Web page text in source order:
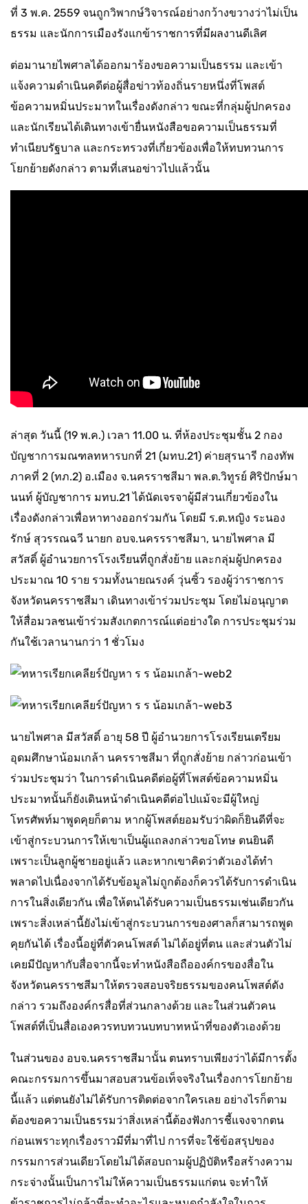
ที่ 3 พ.ค. 2559 จนถูกวิพากษ์วิจารณ์อย่างกว้างขวางว่าไม่เป็น
ธรรม และนักการเมืองรังแกข้าราชการที่มีผลงานดีเลิศ
ต่อมานายไพศาลได้ออกมาร้องขอความเป็นธรรม และเข้า
แจ้งความดำเนินคดีต่อผู้สื่อข่าวท้องถิ่นรายหนึ่งที่โพสต์
ข้อความหมิ่นประมาทในเรื่องดังกล่าว ขณะที่กลุ่มผู้ปกครอง
และนักเรียนได้เดินทางเข้ายื่นหนังสือขอความเป็นธรรมที่
ทำเนียบรัฐบาล และกระทรวงที่เกี่ยวข้องเพื่อให้ทบทวนการ
โยกย้ายดังกล่าว ตามที่เสนอข่าวไปแล้วนั้น
ล่าสุด วันนี้ (19 พ.ค.) เวลา 11.00 น. ที่ห้องประชุมชั้น 2 กอง
บัญชาการมณฑลทหารบกที่ 21 (มทบ.21) ค่ายสุรนารี กองทัพ
ภาคที่ 2 (ทภ.2) อ.เมือง จ.นครราชสีมา พล.ต.วิทูรย์ ศิริปักษ์มา
นนท์ ผู้บัญชาการ มทบ.21 ได้นัดเจรจาผู้มีส่วนเกี่ยวข้องใน
เรื่องดังกล่าวเพื่อหาทางออกร่วมกัน โดยมี ร.ต.หญิง ระนอง
รักษ์ สุวรรณฉวี นายก อบจ.นครรราชสีมา, นายไพศาล มี
สวัสดิ์ ผู้อำนวยการโรงเรียนที่ถูกสั่งย้าย และกลุ่มผู้ปกครอง
ประมาณ 10 ราย รวมทั้งนายณรงค์ วุ่นซิ้ว รองผู้ว่าราชการ
จังหวัดนครราชสีมา เดินทางเข้าร่วมประชุม โดยไม่อนุญาต
ให้สื่อมวลชนเข้าร่วมสังเกตการณ์แต่อย่างใด การประชุมร่วม
กันใช้เวลานานกว่า 1 ชั่วโมง
นายไพศาล มีสวัสดิ์ อายุ 58 ปี ผู้อำนวยการโรงเรียนเตรียม
อุดมศึกษาน้อมเกล้า นครราชสีมา ที่ถูกสั่งย้าย กล่าวก่อนเข้า
ร่วมประชุมว่า ในการดำเนินคดีต่อผู้ที่โพสต์ข้อความหมิ่น
ประมาทนั้นก็ยังเดินหน้าดำเนินคดีต่อไปแม้จะมีผู้ใหญ่
โทรศัพท์มาพูดคุยก็ตาม หากผู้โพสต์ยอมรับว่าผิดก็ยินดีที่จะ
เข้าสู่กระบวนการให้เขาเป็นผู้แถลงกล่าวขอโทษ ตนยินดี
เพราะเป็นลูกผู้ชายอยู่แล้ว และหากเขาคิดว่าตัวเองได้ทำ
พลาดไปเนื่องจากได้รับข้อมูลไม่ถูกต้องก็ควรได้รับการดำเนิน
การในสิ่งเดียวกัน เพื่อให้ตนได้รับความเป็นธรรมเช่นเดียวกัน
เพราะสิ่งเหล่านี้ยังไม่เข้าสู่กระบวนการของศาลก็สามารถพูด
คุยกันได้ เรื่องนี้อยู่ที่ตัวคนโพสต์ ไม่ได้อยู่ที่ตน และส่วนตัวไม่
เคยมีปัญหากับสื่อจากนี้จะทำหนังสือถือองค์กรของสื่อใน
จังหวัดนครราชสีมาให้ตรวจสอบจริยธรรมของคนโพสต์ดัง
กล่าว รวมถึงองค์กรสื่อที่ส่วนกลางด้วย และในส่วนตัวคน
โพสต์ที่เป็นสื่อเองควรทบทวนบทบาทหน้าที่ของตัวเองด้วย
ในส่วนของ อบจ.นครราชสีมานั้น ตนทราบเพียงว่าได้มีการตั้ง
คณะกรรมการขึ้นมาสอบสวนข้อเท็จจริงในเรื่องการโยกย้าย
นี้แล้ว แต่ตนยังไม่ได้รับการติดต่อจากใครเลย อย่างไรก็ตาม
ต้องขอความเป็นธรรมว่าสิ่งเหล่านี้ต้องฟังการชี้แจงจากตน
ก่อนเพราะทุกเรื่องราวมีที่มาที่ไป การที่จะใช้ข้อสรุปของ
กรรมการส่วนเดียวโดยไม่ได้สอบถามผู้ปฏิบัติหรือสร้างความ
กระจ่างนั้นเป็นการไม่ให้ความเป็นธรรมแก่ตน จะทำให้